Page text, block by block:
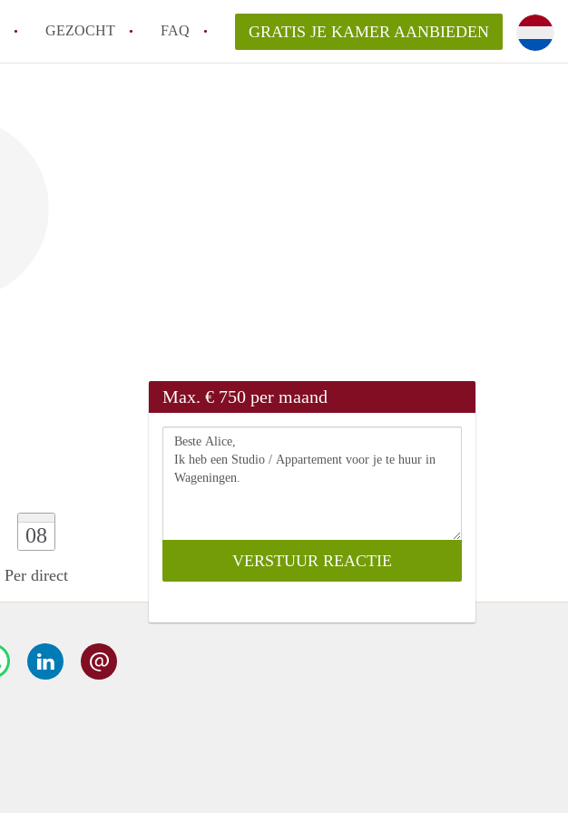
GEZOCHT FAQ GRATIS JE KAMER AANBIEDEN
08
Per direct
Max. € 750 per maand